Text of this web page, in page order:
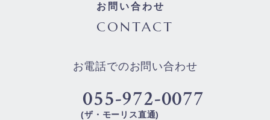
お問い合わせ
CONTACT
お電話でのお問い合わせ
055-972-0077
(ザ・モーリス直通)